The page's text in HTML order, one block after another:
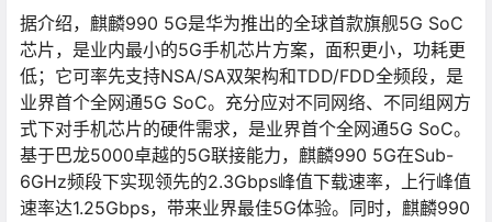
据介绍，麒麟990 5G是华为推出的全球首款旗舰5G SoC
芯片，是业内最小的5G手机芯片方案，面积更小，功耗更
低；它可率先支持NSA/SA双架构和TDD/FDD全频段，是
业界首个全网通5G SoC。充分应对不同网络、不同组网方
式下对手机芯片的硬件需求，是业界首个全网通5G SoC。
基于巴龙5000卓越的5G联接能力，麒麟990 5G在Sub-
6GHz频段下实现领先的2.3Gbps峰值下载速率，上行峰值
速率达1.25Gbps，带来业界最佳5G体验。同时，麒麟990